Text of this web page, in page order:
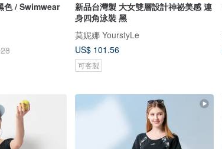
色 / Swimwear
新品台灣製 大女雙層設計神祕美感 連
身四角泳裝 黑
莫妮娜 YourstyLe
US$ 101.56
可客製